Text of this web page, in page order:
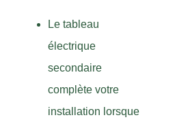
Le tableau
électrique
secondaire
complète votre
installation lorsque